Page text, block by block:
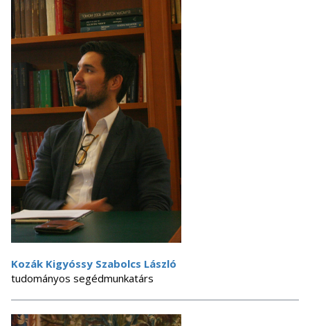
Kozák Kigyóssy Szabolcs László
tudományos segédmunkatárs